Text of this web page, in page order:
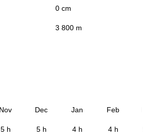
0 cm
3 800 m
Nov Dec Jan Feb
5 h 5 h 4 h 4 h